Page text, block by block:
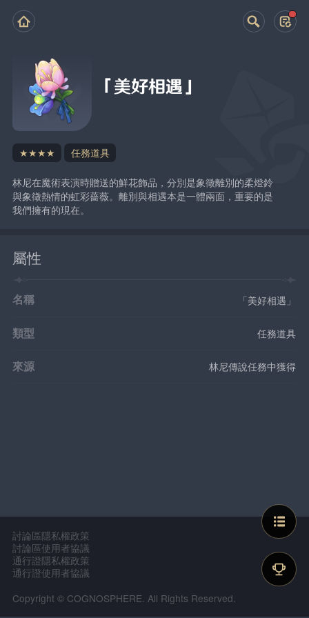
「美好相遇」
★★★★ 任務道具
林尼在魔術表演時贈送的鮮花飾品，分別是象徵離別的柔燈鈴
與象徵熱情的虹彩薔薇。離別與相遇本是一體兩面，重要的是
我們擁有的現在。
屬性
名稱 「美好相遇」
類型 任務道具
來源 林尼傳說任務中獲得
討論區隱私權政策
討論區使用者協議
通行證隱私權政策
通行證使用者協議
Copyright © COGNOSPHERE. All Rights Reserved.